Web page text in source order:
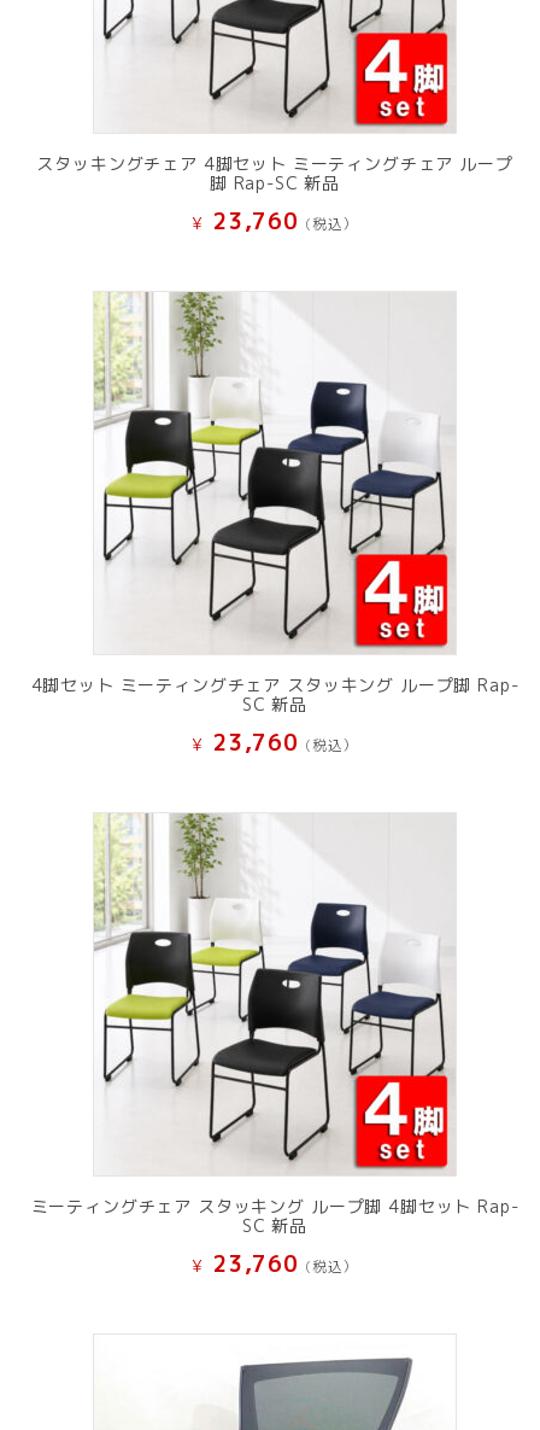
スタッキングチェア 4脚セット ミーティングチェア ループ
脚 Rap-SC 新品
¥ 23,760 (税込）
4脚セット ミーティングチェア スタッキング ループ脚 Rap-
SC 新品
¥ 23,760 (税込）
ミーティングチェア スタッキング ループ脚 4脚セット Rap-
SC 新品
¥ 23,760 (税込）